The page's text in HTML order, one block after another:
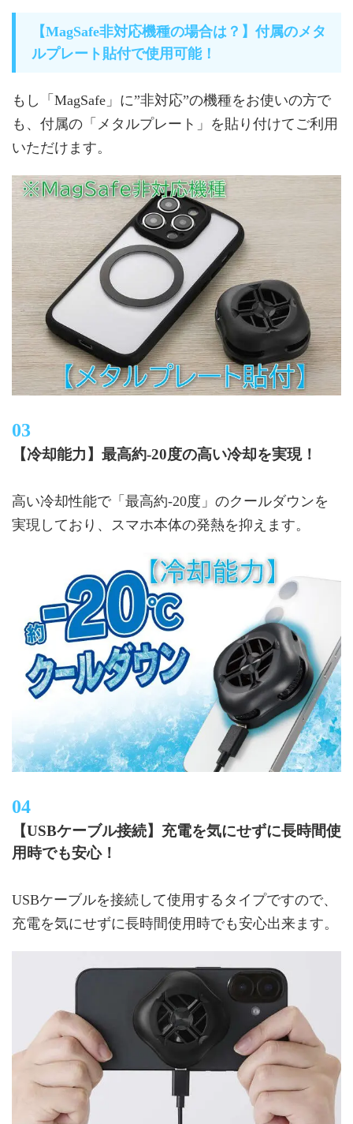
【MagSafe非対応機種の場合は？】付属のメタ
ルプレート貼付で使用可能！
もし「MagSafe」に”非対応”の機種をお使いの方で
も、付属の「メタルプレート」を貼り付けてご利用
いただけます。
【冷却能力】最高約-20度の高い冷却を実現！
高い冷却性能で「最高約-20度」のクールダウンを
実現しており、スマホ本体の発熱を抑えます。
【USBケーブル接続】充電を気にせずに長時間使
用時でも安心！
USBケーブルを接続して使用するタイプですので、
充電を気にせずに長時間使用時でも安心出来ます。